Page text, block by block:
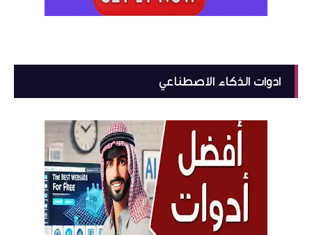
ادوات الذكاء الاصطناعي